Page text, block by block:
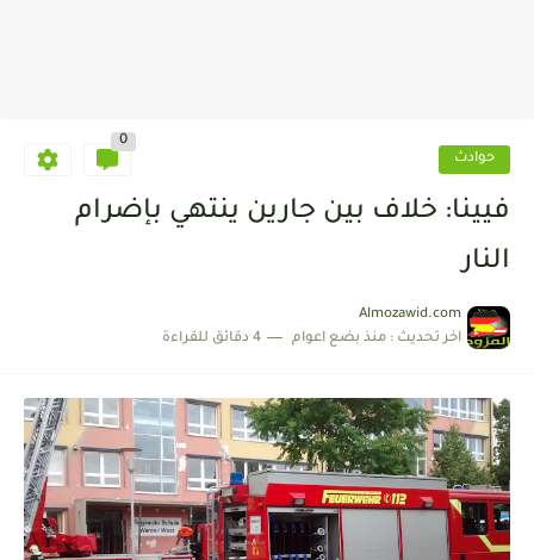
حوادث
0
فيينا: خلاف بين جارين ينتهي بإضرام
النار
Almozawid.com
اخر تحديث : منذ بضع اعوام 4 دقائق للقراءة